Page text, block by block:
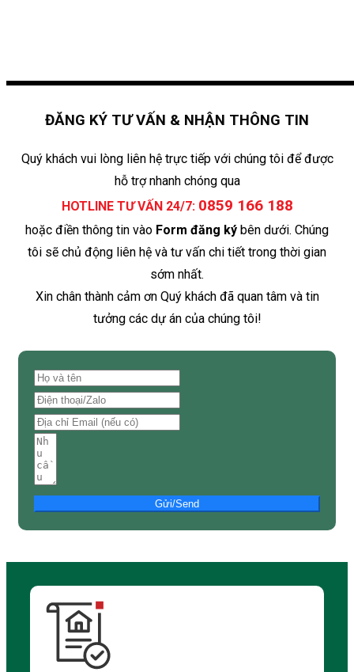
ĐĂNG KÝ TƯ VẤN & NHẬN THÔNG TIN
Quý khách vui lòng liên hệ trực tiếp với chúng tôi để được
hỗ trợ nhanh chóng qua
HOTLINE TƯ VẤN 24/7: 0859 166 188
hoặc điền thông tin vào Form đăng ký bên dưới. Chúng
tôi sẽ chủ động liên hệ và tư vấn chi tiết trong thời gian
sớm nhất.
Xin chân thành cảm ơn Quý khách đã quan tâm và tin
tưởng các dự án của chúng tôi!
Gửi/Send